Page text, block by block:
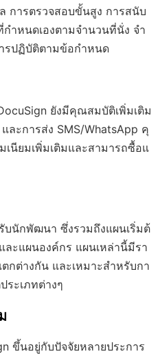
การตรวจสอบขั้นสูง การสนับ
ำหนดเองตามจำนวนที่นั่ง จำ
รปฏิบัติตามข้อกำหนด
ยังมีคุณสมบัติเพิ่มเติม
ละการส่ง SMS/WhatsApp คุ
นียมเพิ่มเติมและสามารถซื้อแ
บนักพัฒนา ซึ่งรวมถึงแผนเริ่มต้
ะแผนองค์กร แผนเหล่านี้มีรา
กต่างกัน และเหมาะสำหรับกา
ระเภทต่างๆ
ขึ้นอยู่กับปัจจัยหลายประการ